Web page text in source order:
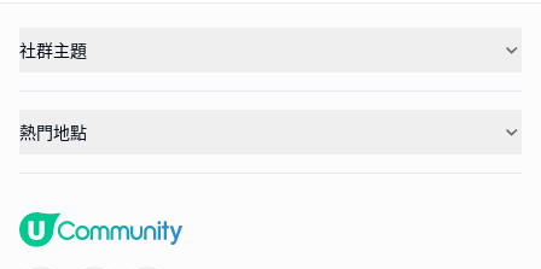
社群主題
熱門地點